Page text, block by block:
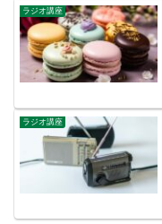
ラジオ講座
ラジオ講座